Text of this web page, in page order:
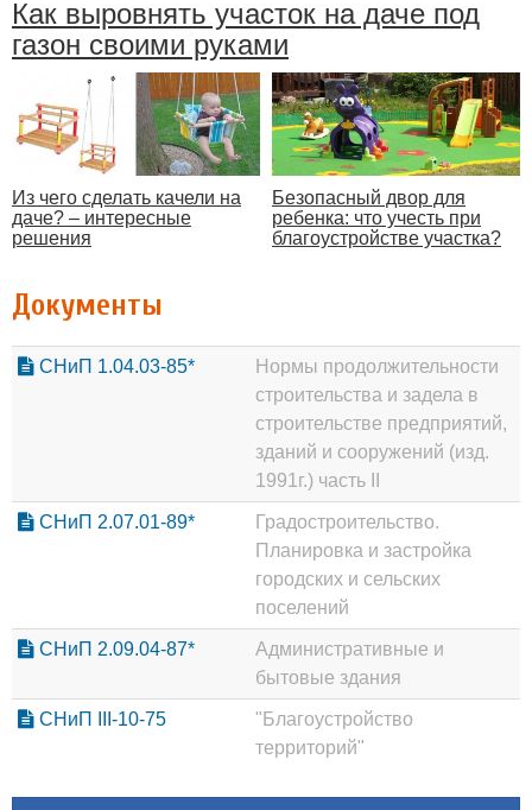
Как выровнять участок на даче под
газон своими руками
Из чего сделать качели на
даче? – интересные
решения
Безопасный двор для
ребенка: что учесть при
благоустройстве участка?
Документы
СНиП 1.04.03-85*
Нормы продолжительности
строительства и задела в
строительстве предприятий,
зданий и сооружений (изд.
1991г.) часть II
СНиП 2.07.01-89*
Градостроительство.
Планировка и застройка
городских и сельских
поселений
СНиП 2.09.04-87*
Административные и
бытовые здания
СНиП III-10-75
"Благоустройство
территорий"